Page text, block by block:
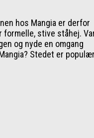
hos Mangia er derfor
formelle, stive ståhej.
og nyde en omgang
Stedet er